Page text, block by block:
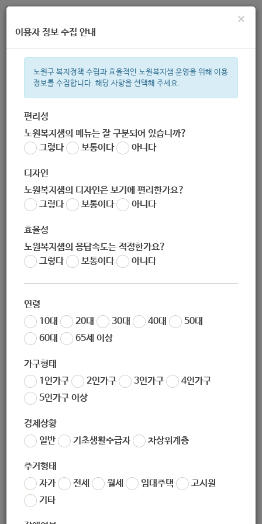
주간 인기검색어
한눈으로 보는 복지 정보
×
이용자 정보 수집 안내
노원구 복지정책 수립과 효율적인 노원복지샘 운영을 위해 이용
정보를 수집합니다. 해당 사항을 선택해 주세요.
편리성
노원복지샘의 메뉴는 잘 구분되어 있습니까?
그렇다
보통이다 아니다
디자인
노원복지샘의 디자인은 보기에 편리한가요?
그렇다
보통이다 아니다
효율성
노원복지샘의 응답속도는 적정한가요?
그렇다
보통이다 아니다
연령
10대
20대 30대 40대
50대
60대
65세 이상
가구형태
1인가구
2인가구 3인가구
4인가구
5인가구 이상
경제상황
일반
기초생활수급자 차상위계층
주거형태
자가
전세 월세 임대주택
고시원
기타
[어르신복지과] 2021년 어르신 일자리 '사회서비스형' 참여자 모
집 안내 (2021-01-04~2021-01-15)
작성자 노원 복지샘
작성일 2020-12-17 09:03
좋아요0 싫어요
[교육지원과] 21학년도 정시 전형 1:1 진학 상담실 운영
목록보기